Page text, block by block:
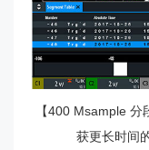
【400 Msample
获更长时间